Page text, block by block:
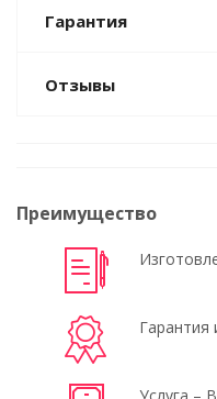
Гарантия
Отзывы
Преимущество
Гарантия